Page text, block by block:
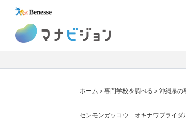
ホーム 専門学校を調べる 沖縄県の
センモンガッコウ オキナワブライダ